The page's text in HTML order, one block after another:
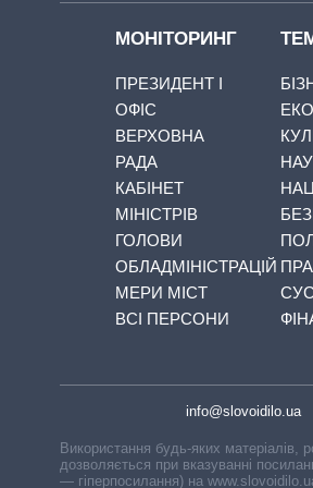
МОНІТОРИНГ
ПРЕЗИДЕНТ І
ОФІС
ВЕРХОВНА
РАДА
КАБІНЕТ
МІНІСТРІВ
ГОЛОВИ
ОБЛАДМІНІСТРАЦІЙ
МЕРИ МІСТ
ВСІ ПЕРСОНИ
info@slovoidilo.ua
Використання будь-яких матеріалів,
дозволяється при вказуванні
— гіперпосилання) на